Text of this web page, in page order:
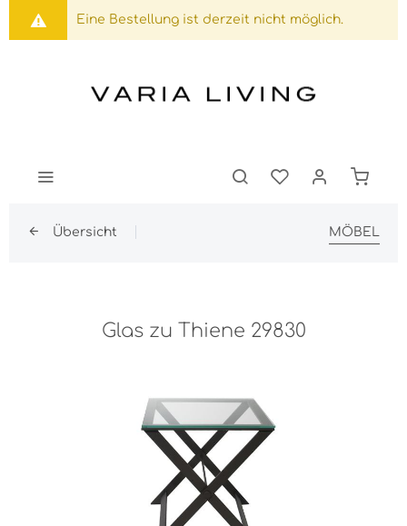
Eine Bestellung ist derzeit nicht möglich.
Übersicht MÖBEL
Glas zu Thiene 29830